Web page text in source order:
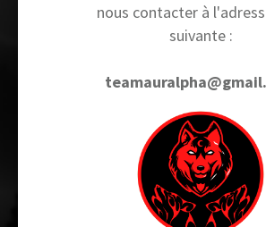
nous contacter à
suivante :